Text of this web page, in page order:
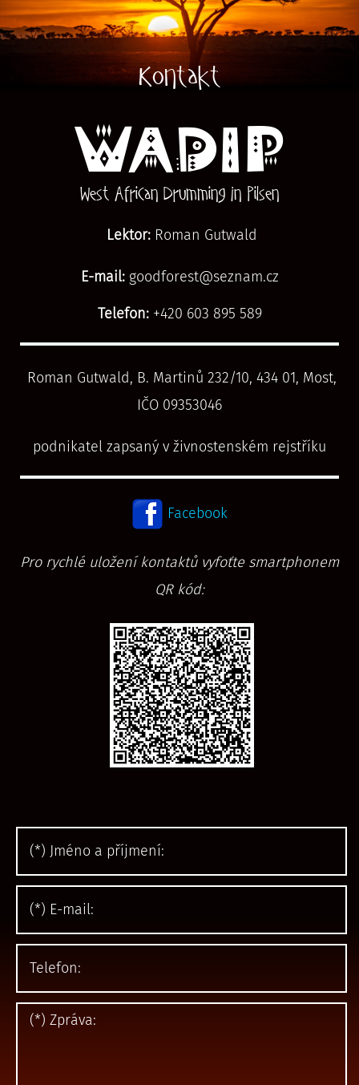
Kontakt
WADIP
West African Drumming In Pilsen
Lektor: Roman Gutwald
E-mail: goodforest@seznam.cz
Telefon:+420 603 895 589
Roman Gutwald, B. Martinů 232/10, 434 01, Most,
IČO 09353046
podnikatel zapsaný v živnostenském rejstříku
Facebook
Pro rychlé uložení kontaktů vyfoťte smartphonem
QR kód: